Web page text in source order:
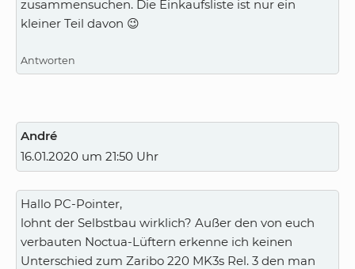
zusammensuchen. Die Einkaufsliste ist nur ein
kleiner Teil davon 😉
Antworten
André
16.01.2020 um 21:50 Uhr
Hallo PC-Pointer,
lohnt der Selbstbau wirklich? Außer den von euch
verbauten Noctua-Lüftern erkenne ich keinen
Unterschied zum Zaribo 220 MK3s Rel. 3 den man